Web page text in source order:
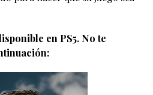
en PS5. No te